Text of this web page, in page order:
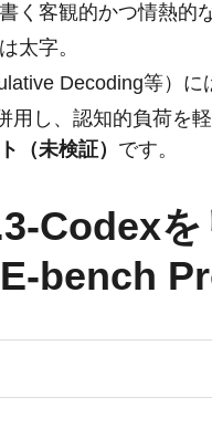
く客観的かつ情熱的
太字。
Decoding等）に
用し、認知的負荷を
（未検証） です。
Codex
bench